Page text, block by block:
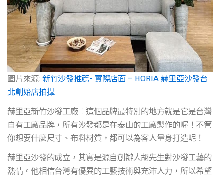
圖片來源: 新竹沙發推薦- 實際店面 – HORIA 赫里亞沙發台
北創始店拍攝
赫里亞新竹沙發工廠！這個品牌最特別的地方就是它是台灣
自有工廠品牌，所有沙發都是在泰山的工廠製作的喔！不管
你想要什麼尺寸、布料材質，都可以為客人量身打造呢！
赫里亞沙發的成立，其實是源自創辦人胡先生對沙發工藝的
熱情。他相信台灣有優異的工藝技術與充沛人力，所以希望